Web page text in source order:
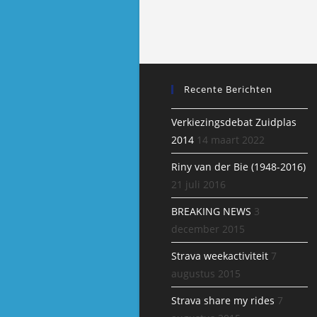
Recente Berichten
Verkiezingsdebat Zuidplas
2014 14 maart 2022
Riny van der Bie (1948-2016)
21 juli 2016
BREAKING NEWS 3
december 2015
Strava weekactiviteit 7
augustus 2015
Strava share my rides 7